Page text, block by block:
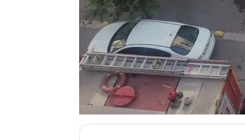
Eskişehir Otobüs Saatleri